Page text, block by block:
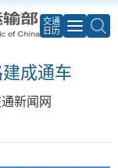
交通
日历
成通车
新闻网